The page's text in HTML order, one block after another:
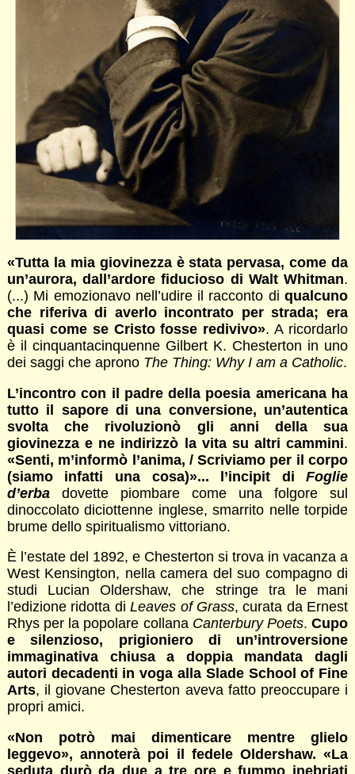
«Tutta la mia giovinezza è stata pervasa, come da
un’aurora, dall’ardore fiducioso di Walt Whitman.
(...) Mi emozionavo nell’udire il racconto diqualcuno
che riferiva di averlo incontrato per strada; era
quasi come se Cristo fosse redivivo». A ricordarlo
è il cinquantacinquenne Gilbert K. Chesterton in uno
dei saggi che aprono The Thing: Why I am a Catholic.
L’incontro con il padre della poesia americana ha
tutto il sapore di una conversione, un’autentica
svolta che rivoluzionò gli anni della sua
giovinezza e ne indirizzò la vita su altri cammini.
«Senti, m’informò l’anima, / Scriviamo per il corpo
(siamo infatti una cosa)»... l’incipit diFoglie
d’erbadovette piombare come una folgore sul
dinoccolato diciottenne inglese, smarrito nelle torpide
brume dello spiritualismo vittoriano.
È l’estate del 1892, e Chesterton si trova in vacanza a
West Kensington, nella camera del suo compagno di
studi Lucian Oldershaw, che stringe tra le mani
l’edizione ridotta diLeaves of Grass, curata da Ernest
Rhys per la popolare collana Canterbury Poets.Cupo
e silenzioso, prigioniero di un’introversione
immaginativa chiusa a doppia mandata dagli
autori decadenti in voga alla Slade School of Fine
Arts, il giovane Chesterton aveva fatto preoccupare i
propri amici.
«Non potrò mai dimenticare mentre glielo
leggevo», annoterà poi il fedele Oldershaw. «La
seduta durò da due a tre ore e fummo inebriati